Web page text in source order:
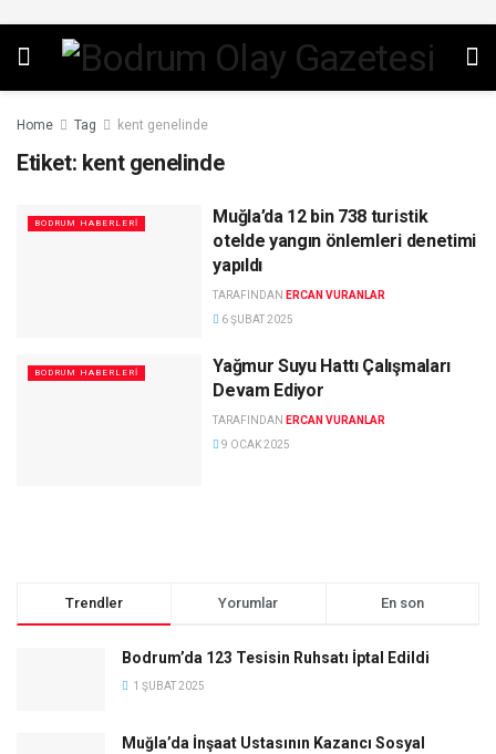
Home Tag kent genelinde
Etiket: kent genelinde
BODRUM HABERLERI
Muğla’da 12 bin 738 turistik
otelde yangın önlemleri denetimi
yapıldı
TARAFINDAN ERCAN VURANLAR
6 ŞUBAT 2025
BODRUM HABERLERI
Yağmur Suyu Hattı Çalışmaları
Devam Ediyor
TARAFINDAN ERCAN VURANLAR
9 OCAK 2025
Trendler Yorumlar En son
Bodrum’da 123 Tesisin Ruhsatı İptal Edildi
1 ŞUBAT 2025
Muğla’da İnşaat Ustasının Kazancı Sosyal